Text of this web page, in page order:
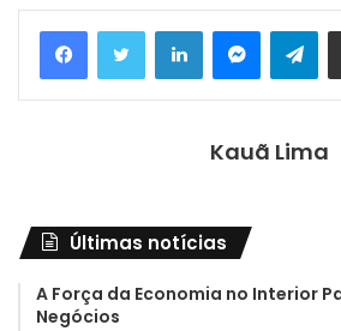
Linkedin
Kauã Lima
Últimas notícias
A Força da Economia no Interior
Negócios